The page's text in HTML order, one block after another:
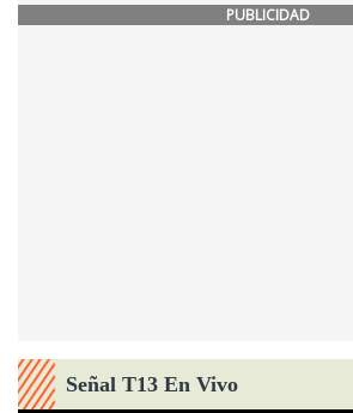
PUBLICIDAD
Señal T13 En Vivo